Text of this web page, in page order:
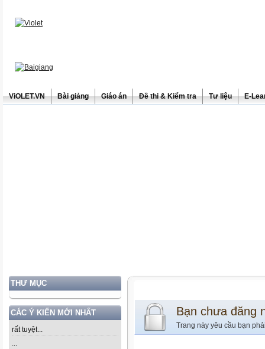
ViOLET.VN Bài giảng Giáo án Đề thi & Kiểm tra Tư liệu E-
THƯ MỤC
CÁC Ý KIẾN MỚI NHẤT
rất tuyệt...
...
Bạn chưa đăng
Trang này yêu cầu bạn